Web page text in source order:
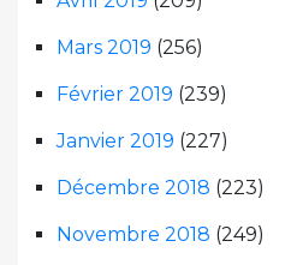
Mars 2019 (256)
Février 2019 (239)
Janvier 2019 (227)
Décembre 2018 (223)
Novembre 2018 (249)